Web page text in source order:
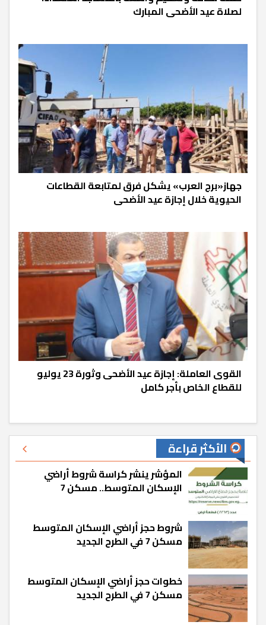
لصلاة عيد الأضحى المبارك
جهاز«برج العرب» يشكل فرق لمتابعة القطاعات
الحيوية خلال إجازة عيد الأضحى
القوى العاملة: إجازة عيد الأضحى وثورة 23 يوليو
للقطاع الخاص بأجر كامل
الأكثر قراءة
المؤشر ينشر كراسة شروط أراضي
الإسكان المتوسط.. مسكن 7
شروط حجز أراضي الإسكان المتوسط
مسكن 7 في الطرح الجديد
خطوات حجز أراضي الإسكان المتوسط
مسكن 7 في الطرح الجديد